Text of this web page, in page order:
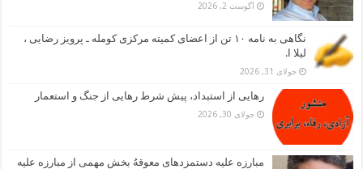
آگوست 2, 2026
نگاهی به نامه ۱۰ تن از اعضای کمیته مرکزی کومله ـ پرویز رضایی ،
لیلا ا.
جولای 31, 2026
رهایی از استبداد، پیش شرط رهایی از جنگ و استعمار
جولای 30, 2026
مبارزه علیه دستمزدهای معوقهُ بخش مهمی از مبارزه علیه